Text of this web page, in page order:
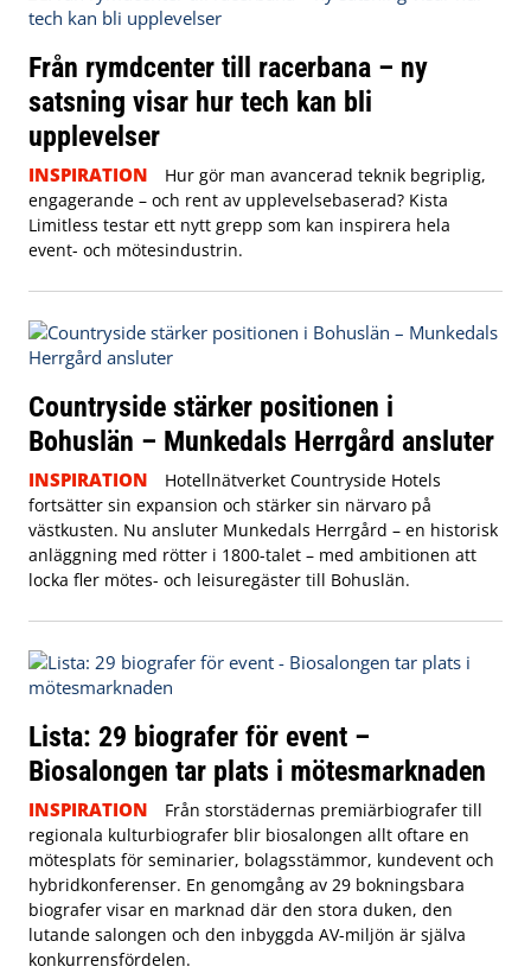
Från rymdcenter till racerbana – ny
satsning visar hur tech kan bli
upplevelser
INSPIRATION
Hur gör man avancerad teknik begriplig,
engagerande – och rent av upplevelsebaserad? Kista
Limitless testar ett nytt grepp som kan inspirera hela
event- och mötesindustrin.
Countryside stärker positionen i
Bohuslän – Munkedals Herrgård ansluter
INSPIRATION
Hotellnätverket Countryside Hotels
fortsätter sin expansion och stärker sin närvaro på
västkusten. Nu ansluter Munkedals Herrgård – en historisk
anläggning med rötter i 1800-talet – med ambitionen att
locka fler mötes- och leisuregäster till Bohuslän.
Lista: 29 biografer för event –
Biosalongen tar plats i mötesmarknaden
INSPIRATION
Från storstädernas premiärbiografer till
regionala kulturbiografer blir biosalongen allt oftare en
mötesplats för seminarier, bolagsstämmor, kundevent och
hybridkonferenser. En genomgång av 29 bokningsbara
biografer visar en marknad där den stora duken, den
lutande salongen och den inbyggda AV-miljön är själva
konkurrensfördelen.